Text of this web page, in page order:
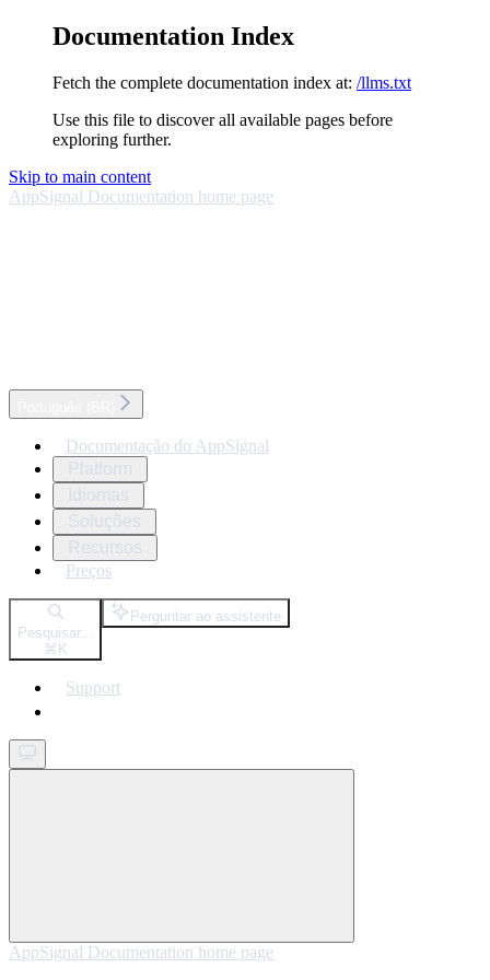
Documentation Index
Fetch the complete documentation index at: /llms.txt
Use this file to discover all available pages before
exploring further.
Skip to main content
AppSignal Documentation home page
Documentação do AppSignal
Preços
Pesquisar...
⌘ K
Perguntar ao assistente
Support
AppSignal Documentation home page